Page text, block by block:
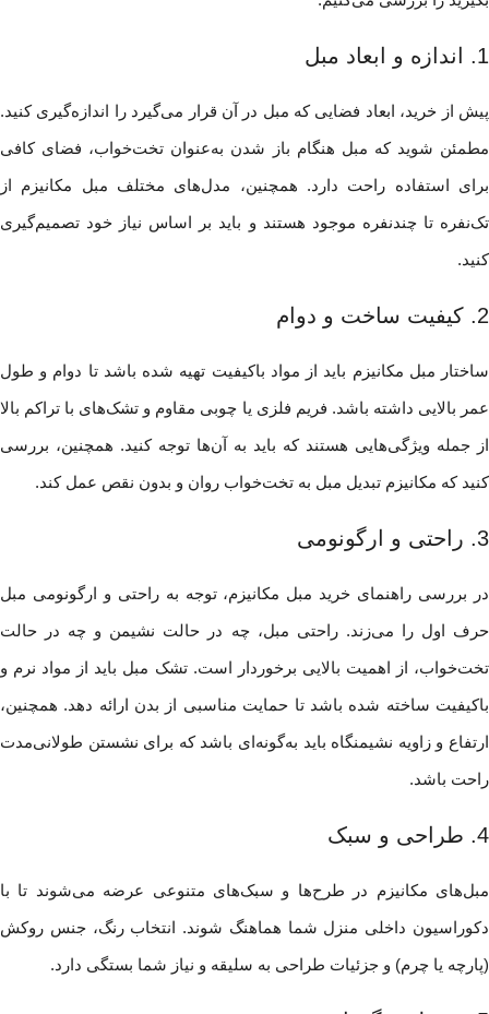
1. اندازه و ابعاد مبل
پیش از خرید، ابعاد فضایی که مبل در آن قرار می‌گیرد را اندازه‌گیری کنید.
مطمئن شوید که مبل هنگام باز شدن به‌عنوان تخت‌خواب، فضای کافی
برای استفاده راحت دارد. همچنین، مدل‌های مختلف مبل مکانیزم از
تک‌نفره تا چندنفره موجود هستند و باید بر اساس نیاز خود تصمیم‌گیری
کنید.
2. کیفیت ساخت و دوام
ساختار مبل مکانیزم باید از مواد باکیفیت تهیه شده باشد تا دوام و طول
عمر بالایی داشته باشد. فریم فلزی یا چوبی مقاوم و تشک‌های با تراکم بالا
از جمله ویژگی‌هایی هستند که باید به آن‌ها توجه کنید. همچنین، بررسی
کنید که مکانیزم تبدیل مبل به تخت‌خواب روان و بدون نقص عمل کند.
3. راحتی و ارگونومی
در بررسی راهنمای خرید مبل مکانیزم، توجه به راحتی و ارگونومی مبل
حرف اول را می‌زند. راحتی مبل، چه در حالت نشیمن و چه در حالت
تخت‌خواب، از اهمیت بالایی برخوردار است. تشک مبل باید از مواد نرم و
باکیفیت ساخته شده باشد تا حمایت مناسبی از بدن ارائه دهد. همچنین،
ارتفاع و زاویه نشیمنگاه باید به‌گونه‌ای باشد که برای نشستن طولانی‌مدت
راحت باشد.
4. طراحی و سبک
مبل‌های مکانیزم در طرح‌ها و سبک‌های متنوعی عرضه می‌شوند تا با
دکوراسیون داخلی منزل شما هماهنگ شوند. انتخاب رنگ، جنس روکش
(پارچه یا چرم) و جزئیات طراحی به سلیقه و نیاز شما بستگی دارد.